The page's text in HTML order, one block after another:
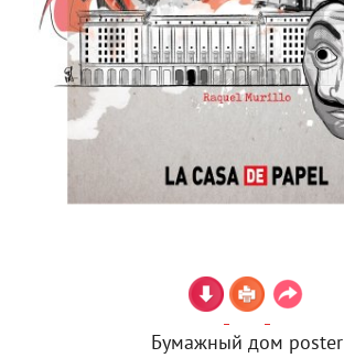
Бумажный дом poster